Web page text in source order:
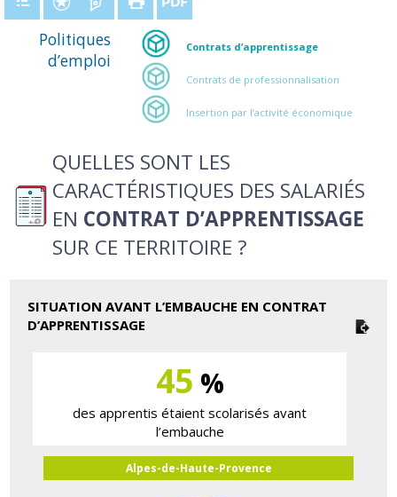
Politiques
d’emploi
Contrats d’apprentissage
Contrats de professionnalisation
Insertion par l’activité économique
QUELLES SONT LES
CARACTÉRISTIQUES DES SALARIÉS
EN CONTRAT D’APPRENTISSAGE
SUR CE TERRITOIRE ?
SITUATION AVANT L’EMBAUCHE EN CONTRAT
D’APPRENTISSAGE
45 %
des apprentis étaient scolarisés avant
l’embauche
Alpes-de-Haute-Provence